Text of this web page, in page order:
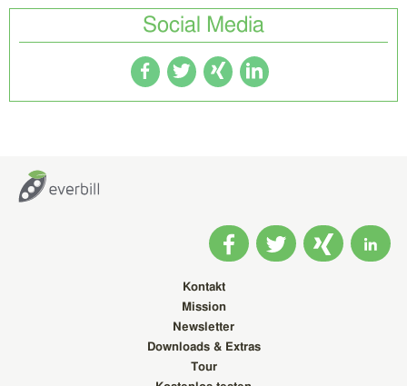
Social Media
Kontakt
Mission
Newsletter
Downloads & Extras
Tour